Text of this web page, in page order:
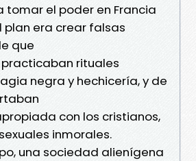
tomar el poder en Francia
plan era crear falsas
que
rituales
negra y hechicería, y de
con los cristianos,
inmorales.
una sociedad alienígena